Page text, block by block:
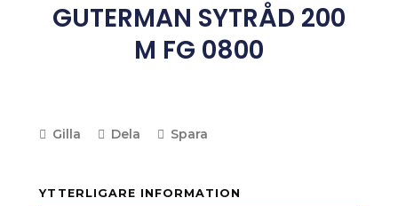
GUTERMAN SYTRÅD 200
M FG 0800
Gilla Dela Spara
YTTERLIGARE INFORMATION